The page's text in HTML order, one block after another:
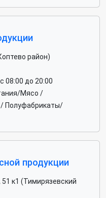
район)
08:00 до 20:00
Мясо /
Полуфабрикаты/
продукции
к1 (Тимирязевский